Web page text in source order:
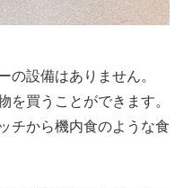
の設備はありません。
を買うことができます。
チから機内食のような食